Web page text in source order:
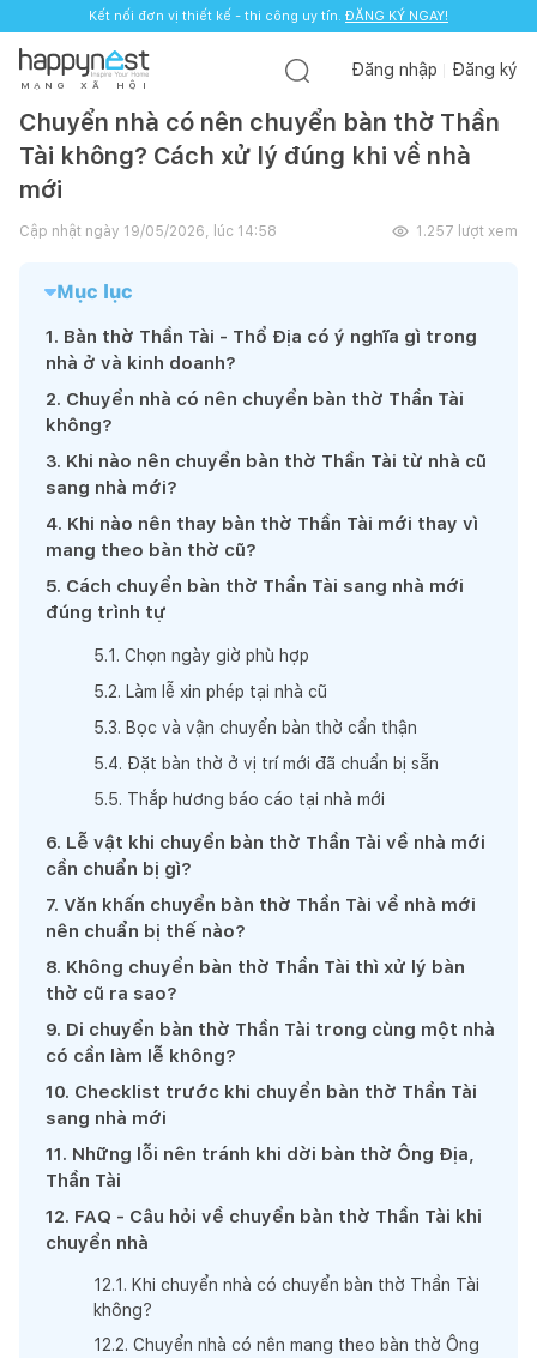
Kết nối đơn vị thiết kế - thi công uy tín. ĐĂNG KÝ NGAY!
M Ạ N G X Ã H Ộ I
Đăng nhập Đăng ký
Chuyển nhà có nên chuyển bàn thờ Thần
Tài không? Cách xử lý đúng khi về nhà
mới
Cập nhật ngày 19/05/2026, lúc 14:58 1.257 lượt xem
Mục lục
1. Bàn thờ Thần Tài - Thổ Địa có ý nghĩa gì trong
nhà ở và kinh doanh?
2. Chuyển nhà có nên chuyển bàn thờ Thần Tài
không?
3. Khi nào nên chuyển bàn thờ Thần Tài từ nhà cũ
sang nhà mới?
4. Khi nào nên thay bàn thờ Thần Tài mới thay vì
mang theo bàn thờ cũ?
5. Cách chuyển bàn thờ Thần Tài sang nhà mới
đúng trình tự
5.1 . Chọn ngày giờ phù hợp
5.2. Làm lễ xin phép tại nhà cũ
5.3. Bọc và vận chuyển bàn thờ cẩn thận
5.4. Đặt bàn thờ ở vị trí mới đã chuẩn bị sẵn
5.5. Thắp hương báo cáo tại nhà mới
6. Lễ vật khi chuyển bàn thờ Thần Tài về nhà mới
cần chuẩn bị gì?
7. Văn khấn chuyển bàn thờ Thần Tài về nhà mới
nên chuẩn bị thế nào?
8. Không chuyển bàn thờ Thần Tài thì xử lý bàn
thờ cũ ra sao?
9. Di chuyển bàn thờ Thần Tài trong cùng một nhà
có cần làm lễ không?
10. Checklist trước khi chuyển bàn thờ Thần Tài
sang nhà mới
11. Những lỗi nên tránh khi dời bàn thờ Ông Địa,
Thần Tài
12. FAQ - Câu hỏi về chuyển bàn thờ Thần Tài khi
chuyển nhà
12.1 . Khi chuyển nhà có chuyển bàn thờ Thần Tài
không?
12.2. Chuyển nhà có nên mang theo bàn thờ Ông